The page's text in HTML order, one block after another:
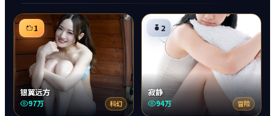
1
银翼远方
97万 科幻
2
寂静
94万 冒险